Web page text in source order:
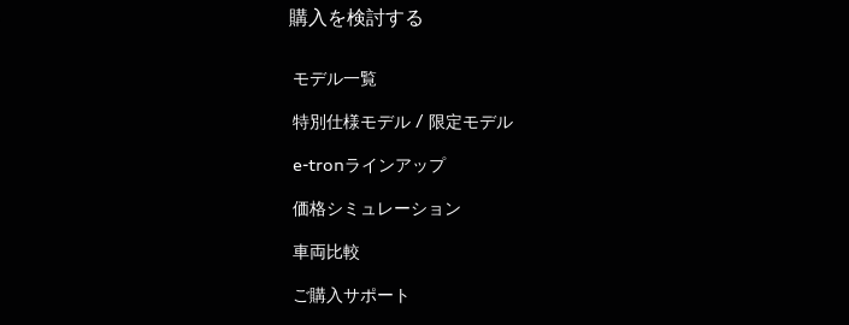
購入を検討する
モデル一覧
特別仕様モデル / 限定モデル
e-tronラインアップ
価格シミュレーション
車両比較
ご購入サポート